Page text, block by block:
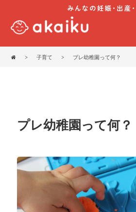
> 子育て > プレ幼稚園って何？
プレ幼稚園って何？